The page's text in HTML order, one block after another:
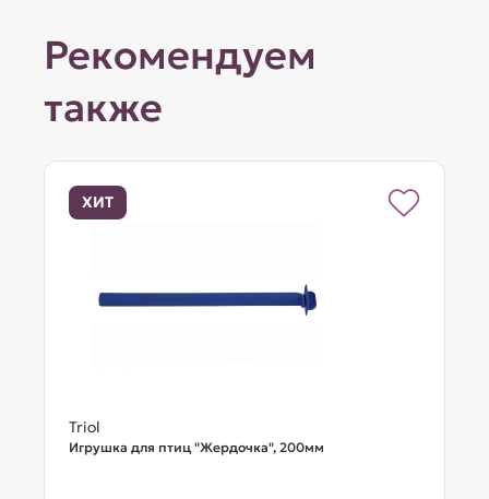
Рекомендуем
также
ХИТ
Triol
Игрушка для птиц "Жердочка", 200мм